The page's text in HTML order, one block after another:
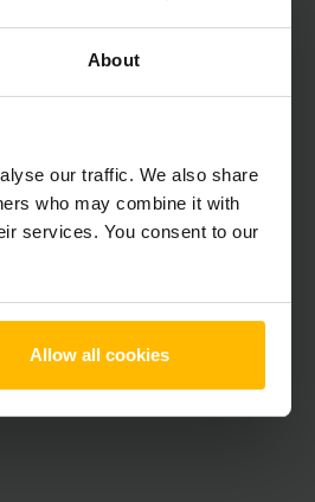
About
our traffic. We also share
who may combine it with
services. You consent to our
Allow all cookies